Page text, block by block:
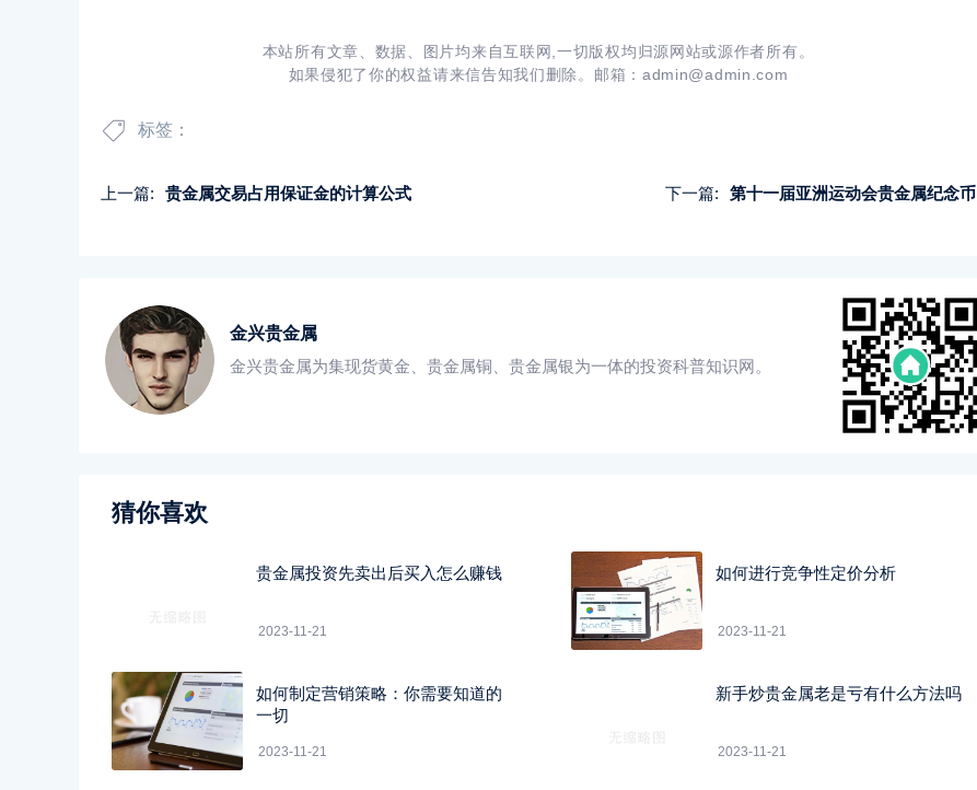
本站所有文章、数据、图片均来自互联网,一切版权均归源网站或源作者所有。
如果侵犯了你的权益请来信告知我们删除。邮箱：admin@admin.com
标签：
上一篇: 贵金属交易占用保证金的计算公式 下一篇: 第十一届亚洲运动会贵金属纪念币
金兴贵金属
金兴贵金属为集现货黄金、贵金属铜、贵金属银为一体的投资科普知识网。
猜你喜欢
贵金属投资先卖出后买入怎么赚钱
2023-11-21
如何进行竞争性定价分析
2023-11-21
如何制定营销策略：你需要知道的
一切
2023-11-21
新手炒贵金属老是亏有什么方法吗
2023-11-21